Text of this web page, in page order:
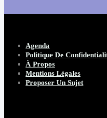
Agenda
Politique De
À Propos
Mentions Légales
Proposer Un Sujet